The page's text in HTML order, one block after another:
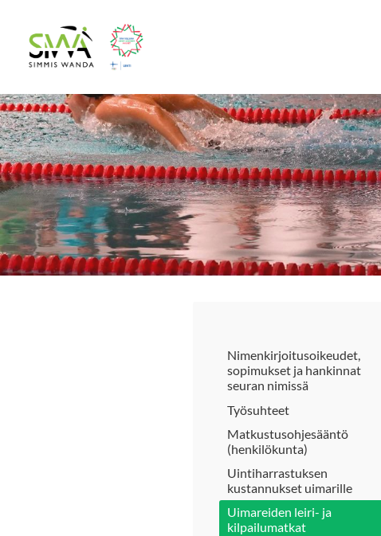
sivun
sisältöön
Simmis Wanda ry
Nimenkirjoitusoikeudet,
sopimukset ja hankinnat
seuran nimissä
Työsuhteet
Matkustusohjesääntö
(henkilökunta)
Uintiharrastuksen
kustannukset uimarille
Uimareiden leiri- ja
kilpailumatkat